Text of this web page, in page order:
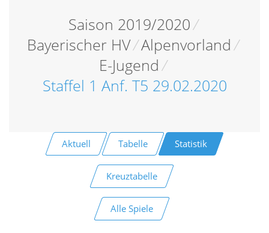
Saison 2019/2020/
Bayerischer HV/Alpenvorland /
E-Jugend /
Staffel 1 Anf. T5 29.02.2020
Aktuell Tabelle Statistik
Kreuztabelle
Alle Spiele